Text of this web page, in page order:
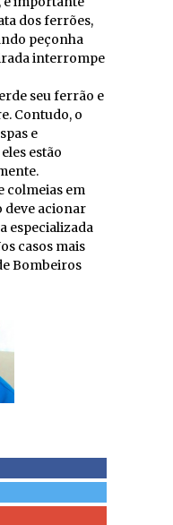
dos ferrões,
peçonha
interrompe
seu ferrão e
Contudo, o
e
estão
colmeias em
deve acionar
especializada
casos mais
Bombeiros